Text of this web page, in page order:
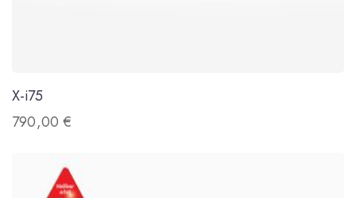
X-i75
790,00€